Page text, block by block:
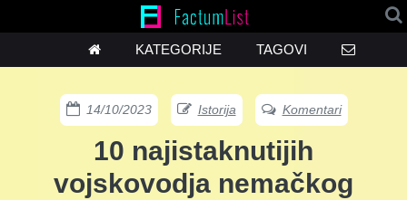
KATEGORIJE TAGOVI
14/10/2023 Istorija Komentari
10 najistaknutijih
vojskovodja nemačkog